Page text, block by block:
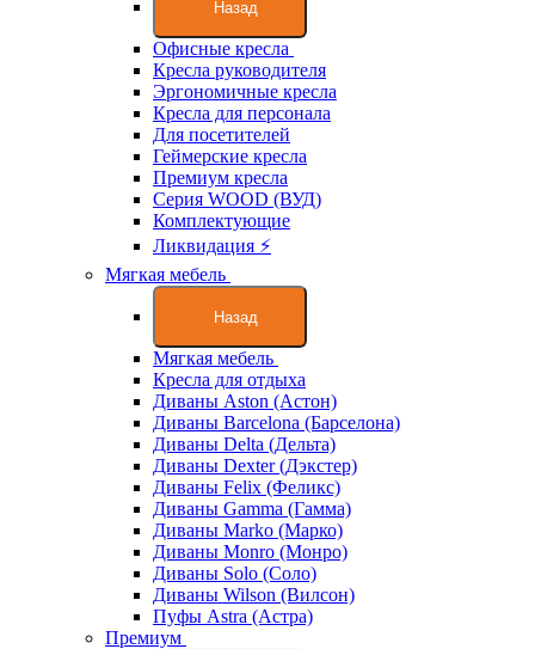
Назад
Офисные кресла
Кресла руководителя
Эргономичные кресла
Кресла для персонала
Для посетителей
Геймерские кресла
Премиум кресла
Серия WOOD (ВУД)
Комплектующие
Ликвидация ⚡
Мягкая мебель
Назад
Мягкая мебель
Кресла для отдыха
Диваны Aston (Астон)
Диваны Barcelona (Барселона)
Диваны Delta (Дельта)
Диваны Dexter (Дэкстер)
Диваны Felix (Феликс)
Диваны Gamma (Гамма)
Диваны Marko (Марко)
Диваны Monro (Монро)
Диваны Solo (Соло)
Диваны Wilson (Вилсон)
Пуфы Astra (Астра)
Премиум